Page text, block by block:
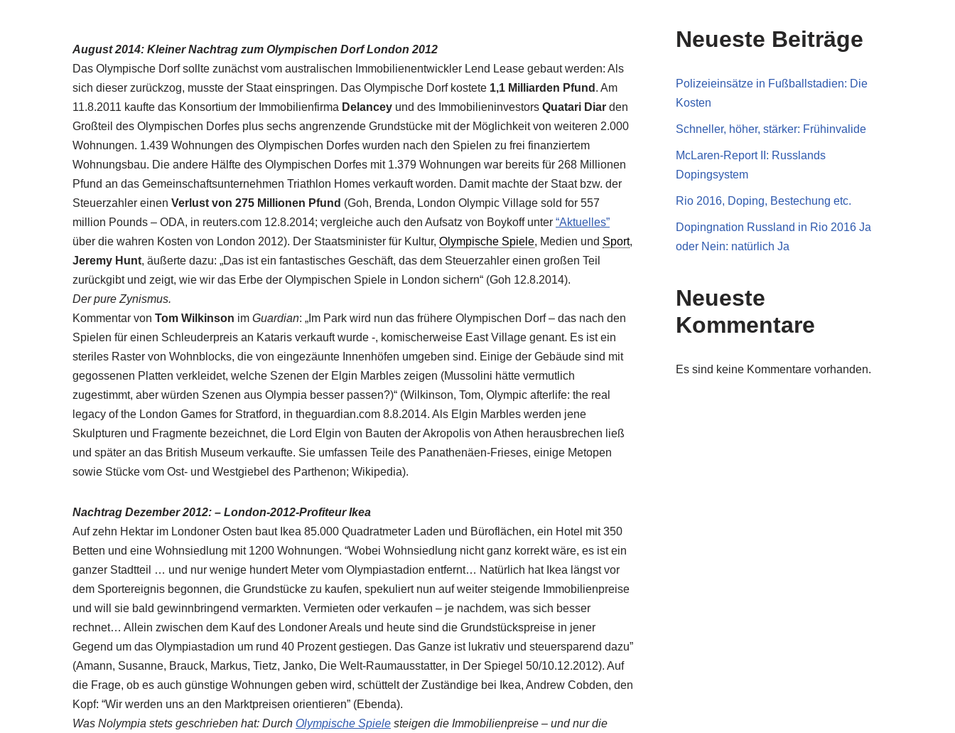
August 2014: Kleiner Nachtrag zum Olympischen Dorf London 2012
Das Olympische Dorf sollte zunächst vom australischen Immobilienentwickler Lend Lease gebaut werden: Als
sich dieser zurückzog, musste der Staat einspringen. Das Olympische Dorf kostete 1,1 Milliarden Pfund . Am
11.8.2011 kaufte das Konsortium der Immobilienfirma Delancey und des Immobilieninvestors Quatari Diar den
Großteil des Olympischen Dorfes plus sechs angrenzende Grundstücke mit der Möglichkeit von weiteren 2.000
Wohnungen. 1.439 Wohnungen des Olympischen Dorfes wurden nach den Spielen zu frei finanziertem
Wohnungsbau. Die andere Hälfte des Olympischen Dorfes mit 1.379 Wohnungen war bereits für 268 Millionen
Pfund an das Gemeinschaftsunternehmen Triathlon Homes verkauft worden. Damit machte der Staat bzw. der
Steuerzahler einen Verlust von 275 Millionen Pfund (Goh, Brenda, London Olympic Village sold for 557
million Pounds – ODA, in reuters.com 12.8.2014; vergleiche auch den Aufsatz von Boykoff unter “Aktuelles”
über die wahren Kosten von London 2012). Der Staatsminister für Kultur, Olympische Spiele, Medien und Sport,
Jeremy Hunt, äußerte dazu: „Das ist ein fantastisches Geschäft, das dem Steuerzahler einen großen Teil
zurückgibt und zeigt, wie wir das Erbe der Olympischen Spiele in London sichern“ (Goh 12.8.2014).
Der pure Zynismus.
Kommentar von Tom Wilkinson im Guardian: „Im Park wird nun das frühere Olympischen Dorf – das nach den
Spielen für einen Schleuderpreis an Kataris verkauft wurde -, komischerweise East Village genant. Es ist ein
steriles Raster von Wohnblocks, die von eingezäunte Innenhöfen umgeben sind. Einige der Gebäude sind mit
gegossenen Platten verkleidet, welche Szenen der Elgin Marbles zeigen (Mussolini hätte vermutlich
zugestimmt, aber würden Szenen aus Olympia besser passen?)“ (Wilkinson, Tom, Olympic afterlife: the real
legacy of the London Games for Stratford, in theguardian.com 8.8.2014. Als Elgin Marbles werden jene
Skulpturen und Fragmente bezeichnet, die Lord Elgin von Bauten der Akropolis von Athen herausbrechen ließ
und später an das British Museum verkaufte. Sie umfassen Teile des Panathenäen-Frieses, einige Metopen
sowie Stücke vom Ost- und Westgiebel des Parthenon; Wikipedia).
Nachtrag Dezember 2012: – London-2012-Profiteur Ikea
Auf zehn Hektar im Londoner Osten baut Ikea 85.000 Quadratmeter Laden und Büroflächen, ein Hotel mit 350
Betten und eine Wohnsiedlung mit 1200 Wohnungen. “Wobei Wohnsiedlung nicht ganz korrekt wäre, es ist ein
ganzer Stadtteil … und nur wenige hundert Meter vom Olympiastadion entfernt… Natürlich hat Ikea längst vor
dem Sportereignis begonnen, die Grundstücke zu kaufen, spekuliert nun auf weiter steigende Immobilienpreise
und will sie bald gewinnbringend vermarkten. Vermieten oder verkaufen – je nachdem, was sich besser
rechnet… Allein zwischen dem Kauf des Londoner Areals und heute sind die Grundstückspreise in jener
Gegend um das Olympiastadion um rund 40 Prozent gestiegen. Das Ganze ist lukrativ und steuersparend dazu”
(Amann, Susanne, Brauck, Markus, Tietz, Janko, Die Welt-Raumausstatter, in Der Spiegel 50/10.12.2012). Auf
die Frage, ob es auch günstige Wohnungen geben wird, schüttelt der Zuständige bei Ikea, Andrew Cobden, den
Kopf: “Wir werden uns an den Marktpreisen orientieren” (Ebenda).
Was Nolympia stets geschrieben hat: Durch Olympische Spiele steigen die Immobilienpreise – und nur die
Neueste Beiträge
Polizeieinsätze in Fußballstadien: Die
Kosten
Schneller, höher, stärker: Frühinvalide
McLaren-Report II: Russlands
Dopingsystem
Rio 2016, Doping, Bestechung etc.
Dopingnation Russland in Rio 2016 Ja
oder Nein: natürlich Ja
Neueste
Kommentare
Es sind keine Kommentare vorhanden.